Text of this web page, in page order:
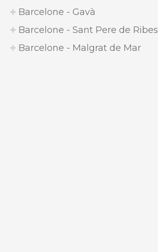
Barcelone - Gavà
Barcelone - Sant Pere de Ribes
Barcelone - Malgrat de Mar